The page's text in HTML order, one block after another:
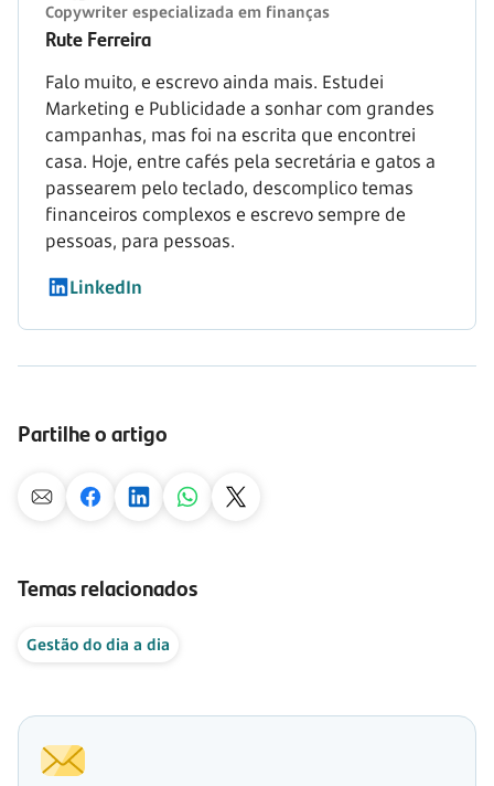
Copywriter especializada em finanças
Rute Ferreira
Falo muito, e escrevo ainda mais. Estudei
Marketing e Publicidade a sonhar com grandes
campanhas, mas foi na escrita que encontrei
casa. Hoje, entre cafés pela secretária e gatos a
passearem pelo teclado, descomplico temas
financeiros complexos e escrevo sempre de
pessoas, para pessoas.
LinkedIn
Partilhe o artigo
Temas relacionados
Gestão do dia a dia